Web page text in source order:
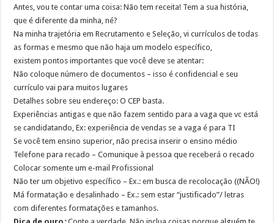
Antes, vou te contar uma coisa: Não tem receita! Tem a sua história,
que é diferente da minha, né?
Na minha trajetória em Recrutamento e Seleção, vi currículos de todas
as formas e mesmo que não haja um modelo específico,
existem pontos importantes que você deve se atentar:
Não coloque número de documentos – isso é confidencial e seu
currículo vai para muitos lugares
Detalhes sobre seu endereço: O CEP basta.
Experiências antigas e que não fazem sentido para a vaga que vc está
se candidatando, Ex: experiência de vendas se a vaga é para TI
Se você tem ensino superior, não precisa inserir o ensino médio
Telefone para recado – Comunique à pessoa que receberá o recado
Colocar somente um e-mail Profissional
Não ter um objetivo específico – Ex.: em busca de recolocação ((NÃO!)
Má formatação e desalinhado – Ex.: sem estar “justificado”/ letras
com diferentes formatações e tamanhos.